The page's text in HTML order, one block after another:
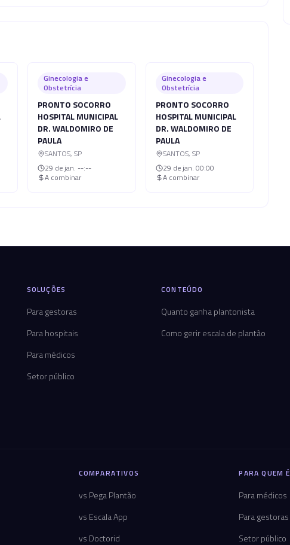
Ginecologia e
Obstetrícia
PRONTO SOCORRO
HOSPITAL MUNICIPAL
DR. WALDOMIRO DE
PAULA
SANTOS, SP
29 de jan. --:--
A combinar
Ginecologia e
Obstetrícia
PRONTO SOCORRO
HOSPITAL MUNICIPAL
DR. WALDOMIRO DE
PAULA
SANTOS, SP
29 de jan. 00:00
A combinar
SOLUÇÕES
Para gestoras
Para hospitais
Para médicos
Setor público
CONTEÚDO
Quanto ganha plantonista
Como gerir escala de plantão
COMPARATIVOS
vs Pega Plantão
vs Escala App
vs Doctorid
PARA QUEM É
Para médicos
Para gestoras
Setor público